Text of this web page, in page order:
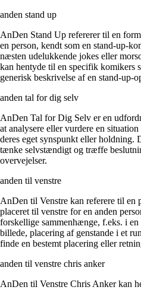
anden stand up
AnDen Stand Up refererer til en
en person, kendt som en stand-up-
næsten udelukkende jokes eller
kan hentyde til en specifik komikers
generisk beskrivelse af en stand-up-
anden tal for dig selv
AnDen Tal for Dig Selv er en
at analysere eller vurdere en
deres eget synspunkt eller
tænke selvstændigt og træffe
overvejelser.
anden til venstre
AnDen til Venstre kan referere til en
placeret til venstre for en anden
forskellige sammenhænge, f.eks. i en
billede, placering af genstande i et
finde en bestemt placering eller
anden til venstre chris anker
AnDen til Venstre Chris Anker kan